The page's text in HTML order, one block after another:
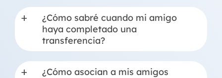
a
¿Cómo sabré cuando mi amigo
haya completado una
transferencia?
a
¿Cómo asocian a mis amigos